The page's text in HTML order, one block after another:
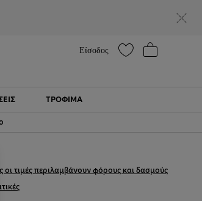
Είσοδος
ΤΡΌΦΙΜΑ
οι τιμές περιλαμβάνουν φόρους και δασμούς